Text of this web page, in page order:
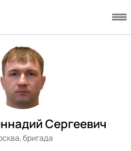
Сергеевич
бригада